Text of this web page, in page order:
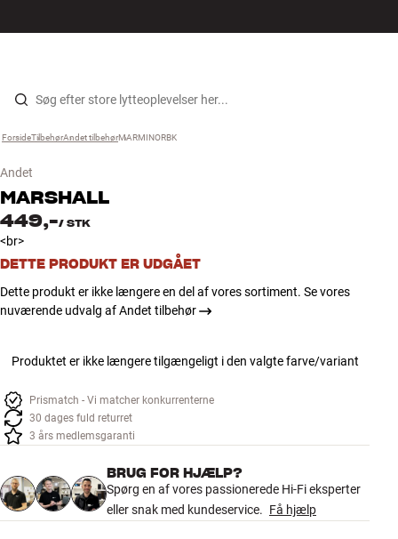
Gå til indhold
Højtaler
Høretelefoner
Kabler
Tilbehør
MÆRKER
Forside ›
Tilbehør ›
Andet tilbehør ›
MARMINORBK
Andet
MARSHALL
449,-/ STK
<br>
DETTE PRODUKT ER UDGÅET
Dette produkt er ikke længere en del af vores sortiment. Se vores
nuværende udvalg af Andet tilbehør
Produktet er ikke længere tilgængeligt i den valgte farve/variant
Prismatch - Vi matcher konkurrenterne
30 dages fuld returret
3 års medlemsgaranti
BRUG FOR HJÆLP?
Spørg en af vores passionerede Hi-Fi eksperter
eller snak med kundeservice. Få hjælp